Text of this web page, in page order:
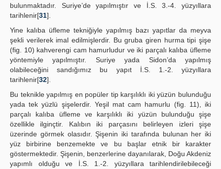
bulunmaktadır. Suriye’de yapılmıştır ve İ.S. 3.-4. yüzyıllara
tarihlenir[31].
Yine kalıba üfleme tekniğiyle yapılmış bazı yapıtlar da meyva
şekli verilerek imal edilmişlerdir. Bu gruba giren hurma tipi şişe
(fig. 10) kahverengi cam hamurludur ve iki parçalı kalıba üfleme
yöntemiyle yapılmıştır. Suriye yada Sidon’da yapılmış
olabileceğini sandığımız bu yapıt İ.S. 1.-2. yüzyıllara
tarihlenir[32].
Bu teknikle yapılmış en popüler tip karşılıklı iki yüzün bulunduğu
yada tek yüzlü şişelerdir. Yeşil mat cam hamurlu (fig. 11), iki
parçalı kalıba üfleme ve karşılıklı iki yüzün bulunduğu şişe
özellikle ilginçtir. Kalıbın iki parçasını belirleyen izleri şişe
üzerinde görmek olasıdır. Şişenin iki tarafında bulunan her iki
yüz birbirine benzemekte ve bu başlar etnik bir karakter
göstermektedir. Şişenin, benzerlerine dayanılarak, Doğu Akdeniz
yapımlı olduğu ve İ.S. 1.-2. yüzyıllara tarihlendirilebileceği